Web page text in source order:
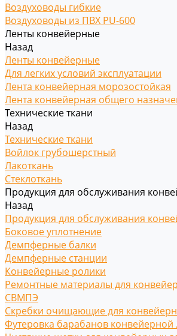
Воздуховоды гибкие
Воздуховоды из ПВХ PU-600
Ленты конвейерные
Назад
Ленты конвейерные
Для легких условий эксплуатации
Лента конвейерная морозостойкая
Лента конвейерная общего
Технические ткани
Назад
Технические ткани
Войлок грубошерстный
Лакоткань
Стеклоткань
Продукция для обслуживания
Назад
Продукция для обслуживания
Боковое уплотнение
Демпферные балки
Демпферные станции
Конвейерные ролики
Ремонтные материалы для
СВМПЭ
Скребки очищающие для
Футеровка барабанов конвейерной